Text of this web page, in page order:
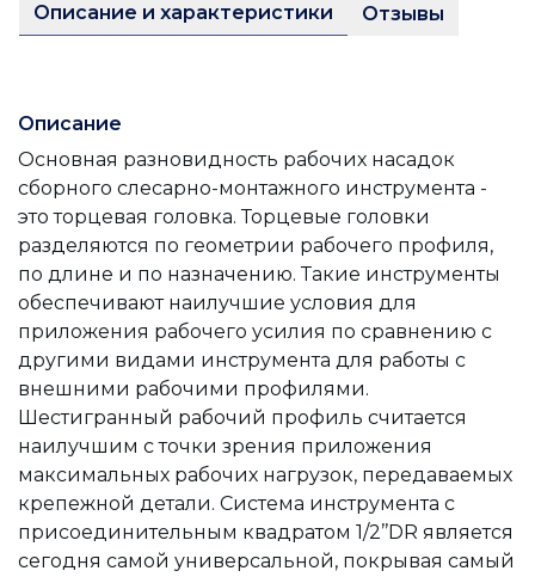
Описание и характеристики Отзывы
Описание
Основная разновидность рабочих насадок
сборного слесарно-монтажного инструмента -
это торцевая головка. Торцевые головки
разделяются по геометрии рабочего профиля,
по длине и по назначению. Такие инструменты
обеспечивают наилучшие условия для
приложения рабочего усилия по сравнению с
другими видами инструмента для работы с
внешними рабочими профилями.
Шестигранный рабочий профиль считается
наилучшим с точки зрения приложения
максимальных рабочих нагрузок, передаваемых
крепежной детали. Система инструмента с
присоединительным квадратом 1/2’’DR является
сегодня самой универсальной, покрывая самый